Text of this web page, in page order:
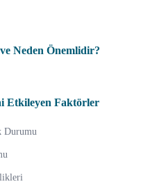
Neden Önemlidir?
Etkileyen Faktörler
Durumu